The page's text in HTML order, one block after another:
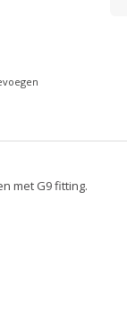
met G9 fitting.